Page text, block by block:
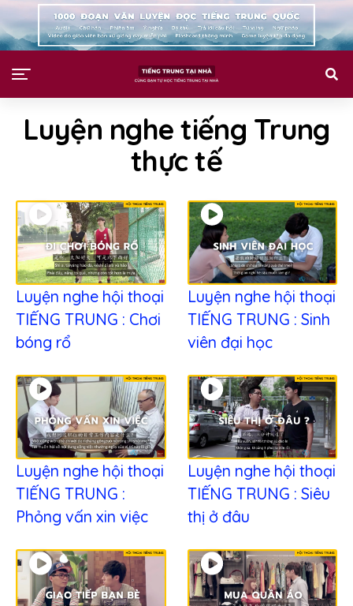
Luyện nghe tiếng Trung
thực tế
Luyện nghe hội thoại
TIẾNG TRUNG : Chơi
bóng rổ
Luyện nghe hội thoại
TIẾNG TRUNG : Sinh
viên đại học
Luyện nghe hội thoại
TIẾNG TRUNG :
Phỏng vấn xin việc
Luyện nghe hội thoại
TIẾNG TRUNG : Siêu
thị ở đâu